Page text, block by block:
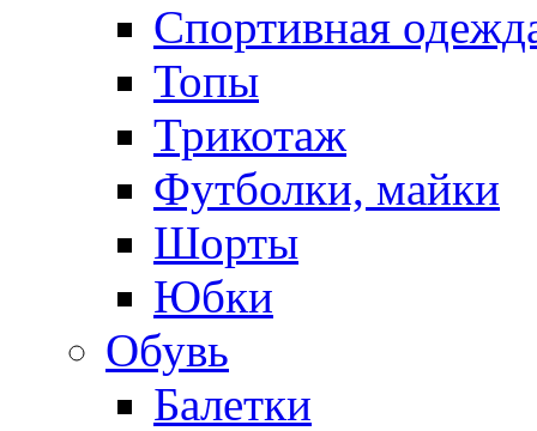
Спортивная
Топы
Трикотаж
Футболки, майки
Шорты
Юбки
Обувь
Балетки